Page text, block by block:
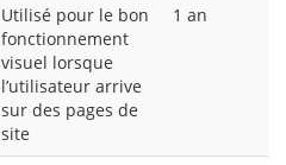
Utilisé pour le bon
fonctionnement
visuel lorsque
l’utilisateur arrive
sur des pages de
site
1 an